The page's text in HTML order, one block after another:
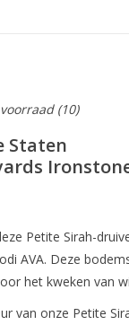
(10)
Staten
Petite Sirah-
AVA. Deze
het kweken van
van onze Petite